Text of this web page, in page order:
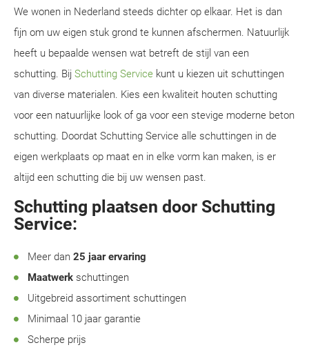
We wonen in Nederland steeds dichter op elkaar. Het is dan
fijn om uw eigen stuk grond te kunnen afschermen. Natuurlijk
heeft u bepaalde wensen wat betreft de stijl van een
schutting. Bij Schutting Service kunt u kiezen uit schuttingen
van diverse materialen. Kies een kwaliteit houten schutting
voor een natuurlijke look of ga voor een stevige moderne beton
schutting. Doordat Schutting Service alle schuttingen in de
eigen werkplaats op maat en in elke vorm kan maken, is er
altijd een schutting die bij uw wensen past.
Schutting plaatsen door Schutting
Service:
Meer dan 25 jaar ervaring
Maatwerk schuttingen
Uitgebreid assortiment schuttingen
Minimaal 10 jaar garantie
Scherpe prijs